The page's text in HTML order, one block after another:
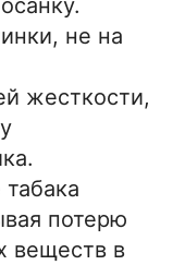
не на
жесткости,
потерю
веществ в